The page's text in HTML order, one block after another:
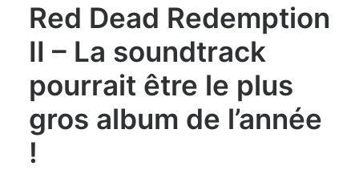
Red Dead Redemption
II – La soundtrack
pourrait être le plus
gros album de l’année
!